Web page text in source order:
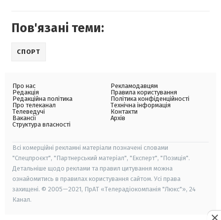
Пов'язані теми:
СПОРТ
Про нас
Редакція
Редакційна політика
Про телеканал
Телеведучі
Вакансії
Структура власності
Рекламодавцям
Правила користування
Політика конфіденційності
Технічна інформація
Контакти
Архів
Всі комерційні рекламні матеріали позначені словами
"Спецпроєкт", "Партнерський матеріал", "Експерт", "Позиція".
Детальніше щодо реклами та правил цитування можна
ознайомитись в правилах користування сайтом. Усі права
захищені. © 2005—2021, ПрАТ «Телерадіокомпанія "Люкс"», 24
Канал.